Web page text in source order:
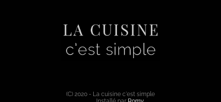
(C) 2020 - La cuisine c'est simple